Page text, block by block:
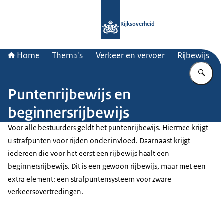
Rijksoverheid
Home Thema's Verkeer en vervoer Rijbewijs
Puntenrijbewijs en
beginnersrijbewijs
Voor alle bestuurders geldt het puntenrijbewijs. Hiermee krijgt
u strafpunten voor rijden onder invloed. Daarnaast krijgt
iedereen die voor het eerst een rijbewijs haalt een
beginnersrijbewijs. Dit is een gewoon rijbewijs, maar met een
extra element: een strafpuntensysteem voor zware
verkeersovertredingen.